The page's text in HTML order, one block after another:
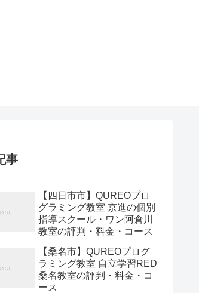
事
【四日市市】QUREOプロ
グラミング教室 京進の個別
指導スクール・ワン阿倉川
教室の評判・料金・コース
【桑名市】QUREOプログ
ラミング教室 自立学習RED
桑名教室の評判・料金・コ
ース